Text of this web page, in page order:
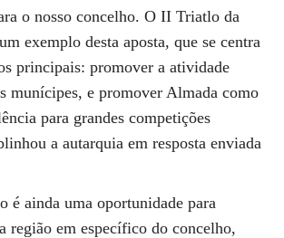
o nosso concelho. O II Triatlo da
exemplo desta aposta, que se centra
principais: promover a atividade
munícipes, e promover Almada como
para grandes competições
a autarquia em resposta enviada
é ainda uma oportunidade para
região em específico do concelho,